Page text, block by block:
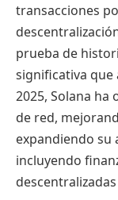
transacciones
prueba de
significativa que
2025, Solana ha
de red,
expandiendo su
incluyendo
descentralizadas